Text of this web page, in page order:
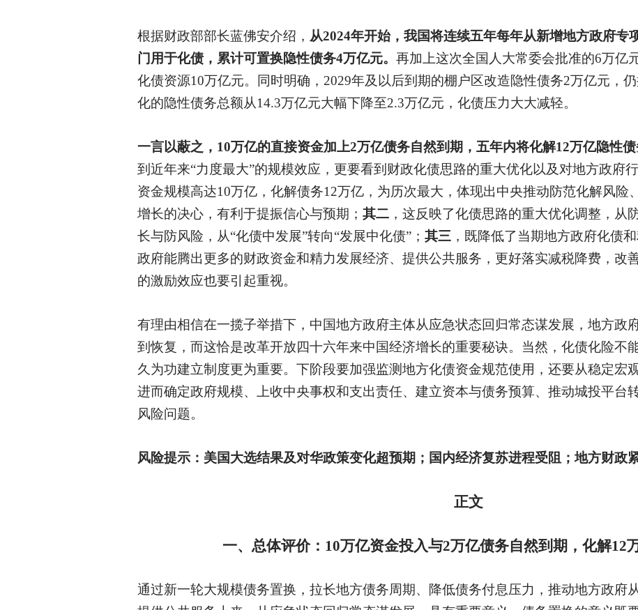
根据财政部部长蓝佛安介绍， 从2024年开始，我国将连续五年每年从新增地方政府专
门用于化债，累计可置换隐性债务4万亿元。 再加上这次全国人大常委会批准的6万亿
化债资源10万亿元。同时明确，2029年及以后到期的棚户区改造隐性债务2万亿元，
化的隐性债务总额从14.3万亿元大幅下降至2.3万亿元，化债压力大大减轻。
一言以蔽之， 10万亿的直接资金加上2万亿债务自然到期，五年内将化解12万亿隐性债
到近年来“力度最大”的规模效应，更要看到财政化债思路的重大优化以及对地方政府行
资金规模高达10万亿，化解债务12万亿，为历次最大，体现出中央推动防范化解风险
增长的决心，有利于提振信心与预期； 其二 ，这反映了化债思路的重大优化调整，从
长与防风险，从“化债中发展”转向“发展中化债”； 其三 ，既降低了当期地方政府化债
政府能腾出更多的财政资金和精力发展经济、提供公共服务，更好落实减税降费，改
的激励效应也要引起重视。
有理由相信在一揽子举措下，中国地方政府主体从应急状态回归常态谋发展，地方政
到恢复，而这恰是改革开放四十六年来中国经济增长的重要秘诀。当然，化债化险不
久为功建立制度更为重要。下阶段要加强监测地方化债资金规范使用，还要从稳定宏
进而确定政府规模、上收中央事权和支出责任、建立资本与债务预算、推动城投平台
风险问题。
风险提示：美国大选结果及对华政策变化超预期；国内经济复苏进程受阻；地方财政
正文
一、总体评价： 10万亿资金投入与2万亿债务自然到期，化解12
通过新一轮大规模债务置换，拉长地方债务周期、降低债务付息压力，推动地方政府